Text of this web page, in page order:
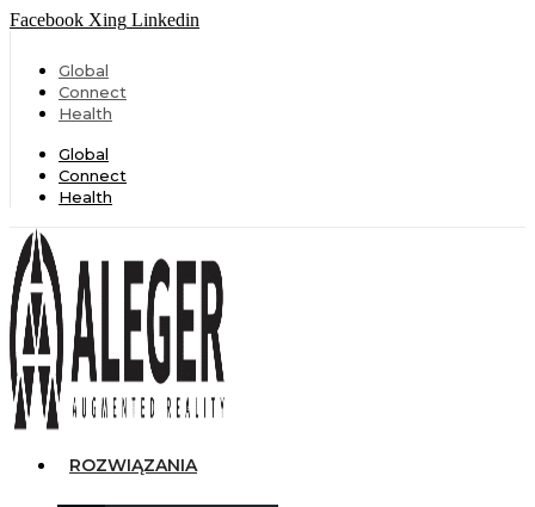
Facebook Xing Linkedin
Global
Connect
Health
Global
Connect
Health
ROZWIĄZANIA